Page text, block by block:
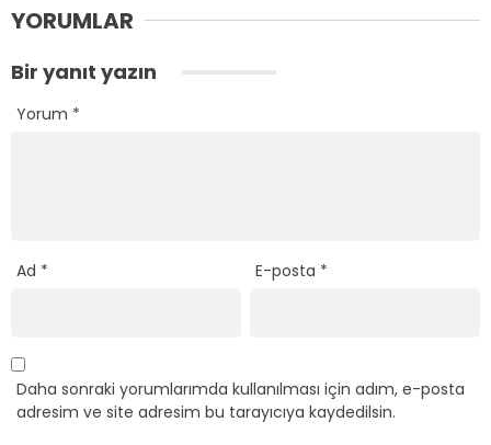
YORUMLAR
Bir yanıt yazın
Yorum *
Ad * E-posta *
Daha sonraki yorumlarımda kullanılması için adım, e-posta
adresim ve site adresim bu tarayıcıya kaydedilsin.